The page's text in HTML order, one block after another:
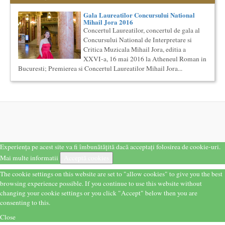
cinematografica. Este un curs concentrat si intensiv, de nivel
ac...
Locurile Culturii
Catalogul spatiilor in care se pot desfasura evenimente
culturale
Proiect lansat de catre Societatea Muzicala, conceput initial
pentru catalogarea spatiilor (interioare) din Bucuresti in care...
Societatea Culturala
Platforma online de marketing cultural
The Fever
By Wallace Shawn, with Simona Maicanescu
The Fever de Wallace Shawn, one-woman show cu Simona
Maicanescu, in engleza, supratitrat in romana; Spectacolul de
inchidere ...
Cursul de Muzica universala (anul II)
Societatea Muzicala organizeaza un curs de cultura generala
N...
Gala Laureatilor Concursului National
Mihail Jora 2016
Concertul Laureatilor, concertul de gala al
Concursului National de Interpretare si
Critica Muzicala Mihail Jora, editia a
XXVI-a, 16 mai 2016 la Atheneul Roman in
Bucuresti; Premierea si Concertul Laureatilor Mihail Jora...
Experiența pe acest site va fi îmbunătățită dacă acceptați folosirea de cookie-uri.
Mai multe informatii
The cookie settings on this website are set to "allow cookies" to give you the best
browsing experience possible. If you continue to use this website without
changing your cookie settings or you click "Accept" below then you are
consenting to this.
Close